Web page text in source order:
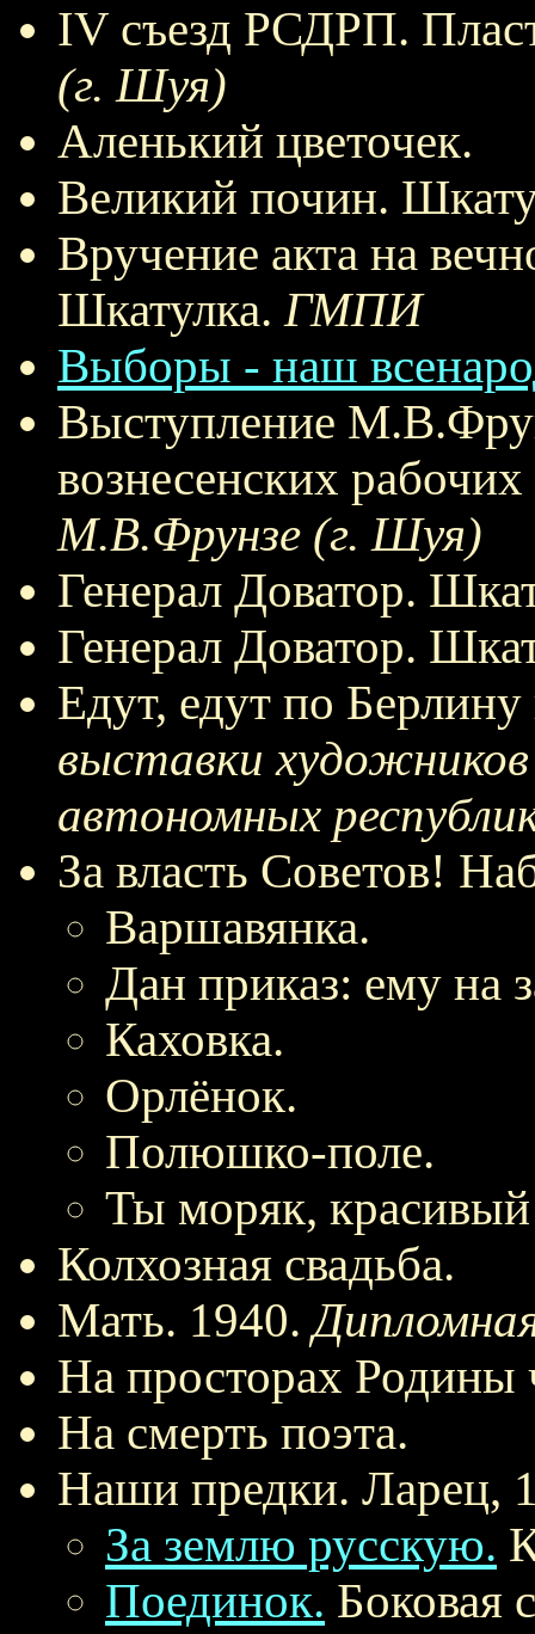
IV съезд РСДРП.
(г. Шуя)
Аленький цветочек.
Великий почин.
Вручение акта на
Шкатулка. ГМПИ
Выборы - наш
Выступление
вознесенских
М.В.Фрунзе (г. Шуя)
Генерал Доватор.
Генерал Доватор.
Едут, едут по
выставки
автономных
За власть Советов!
Варшавянка.
Дан приказ: ему на
Каховка.
Орлёнок.
Полюшко-поле.
Ты моряк,
Колхозная свадьба.
Мать. 1940.
На просторах Родины
На смерть поэта.
Наши предки. Ларец,
За землю русскую.
Поединок. Боковая